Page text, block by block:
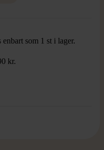
som 1 st i lager.
kr.